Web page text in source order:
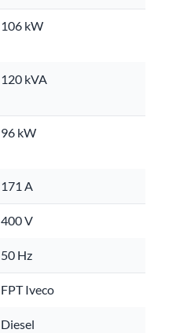
106 kW
120 kVA
96 kW
171 A
400 V
50 Hz
FPT Iveco
Diesel